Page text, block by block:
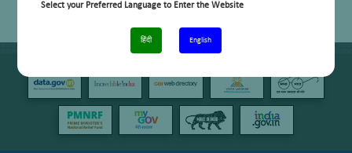
Select your Preferred Language to Enter the Website
हिंदी English